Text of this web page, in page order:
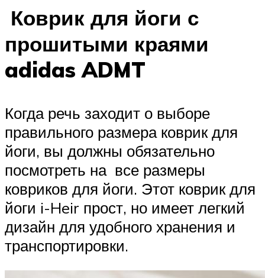
Коврик для йоги с
прошитыми краями
adidas ADMT
Когда речь заходит о выборе
правильного размера коврик для
йоги, вы должны обязательно
посмотреть на все размеры
ковриков для йоги. Этот коврик для
йоги i-Heir прост, но имеет легкий
дизайн для удобного хранения и
транспортировки.